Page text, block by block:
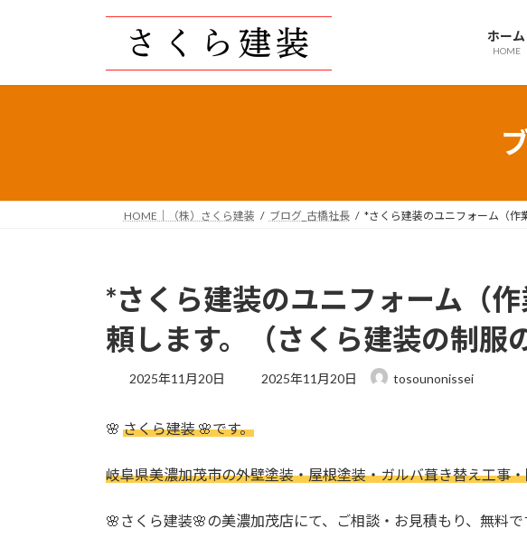
プ
動
ホーム
HOME
HOME｜（株）さくら建装 ブログ_古橋社長 *さくら建装のユニフォーム（作
*さくら建装のユニフォーム（
頼します。（さくら建装の制服
2025年11月20日
最
時
:
2025年11月20日 tosounonissei
🌸 さくら建装 🌸です。
岐阜県美濃加茂市の外壁塗装・屋根塗装・ガルバ葺き替え工事
🌸さくら建装🌸の美濃加茂店にて、ご相談・お見積もり、無料で